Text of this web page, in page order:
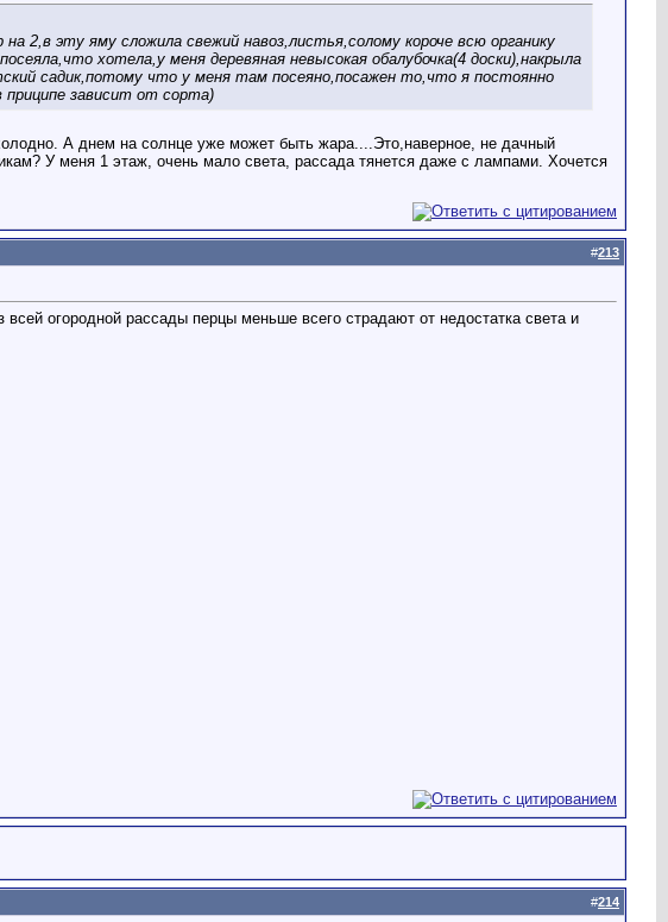
2,в эту яму сложила свежий навоз,листья,солому короче всю органику
хотела,у меня деревяная невысокая обалубочка(4 доски),накрыла
садик,потому что у меня там посеяно,посажен то,что я постоянно
приципе зависит от сорта)
А днем на солнце уже может быть жара....Это,наверное, не дачный
У меня 1 этаж, очень мало света, рассада тянется даже с лампами. Хочется
#213
огородной рассады перцы меньше всего страдают от недостатка света и
#214